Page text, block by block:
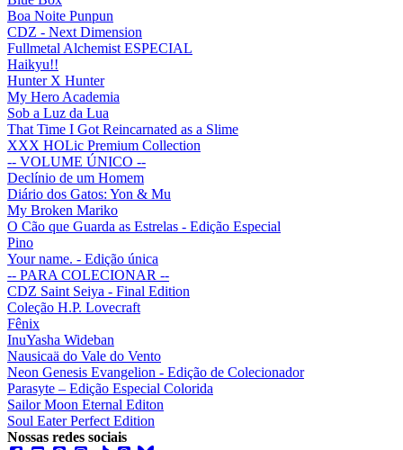
Boa Noite Punpun
CDZ - Next Dimension
Fullmetal Alchemist ESPECIAL
Haikyu!!
Hunter X Hunter
My Hero Academia
Sob a Luz da Lua
That Time I Got Reincarnated as a Slime
XXX HOLic Premium Collection
-- VOLUME ÚNICO --
Declínio de um Homem
Diário dos Gatos: Yon & Mu
My Broken Mariko
O Cão que Guarda as Estrelas - Edição Especial
Pino
Your name. - Edição única
-- PARA COLECIONAR --
CDZ Saint Seiya - Final Edition
Coleção H.P. Lovecraft
Fênix
InuYasha Wideban
Nausicaä do Vale do Vento
Neon Genesis Evangelion - Edição de Colecionador
Parasyte – Edição Especial Colorida
Sailor Moon Eternal Editon
Soul Eater Perfect Edition
Nossas redes sociais